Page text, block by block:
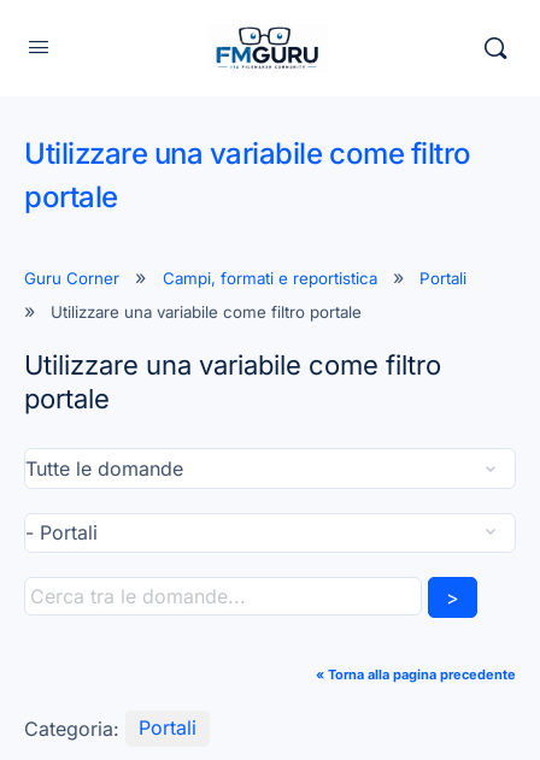
Utilizzare una variabile come filtro
portale
Guru Corner Campi, formati e reportistica
Portali
Utilizzare una variabile come filtro portale
Utilizzare una variabile come filtro
portale
>
« Torna alla pagina precedente
Categoria: Portali